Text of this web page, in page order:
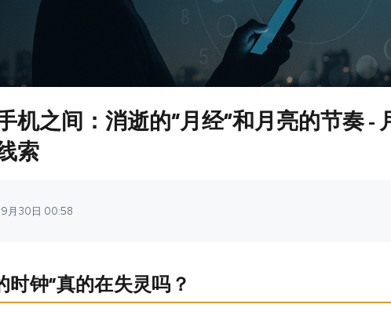
机之间：消逝的“月经”和月亮的节奏 -
索
月30日 00:58
时钟”真的在失灵吗？